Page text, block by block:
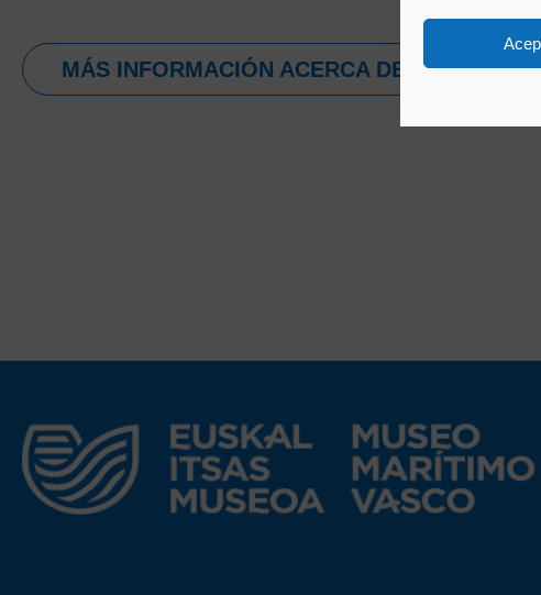
MÁS INFORMACIÓN ACERCA DEL PUERTO